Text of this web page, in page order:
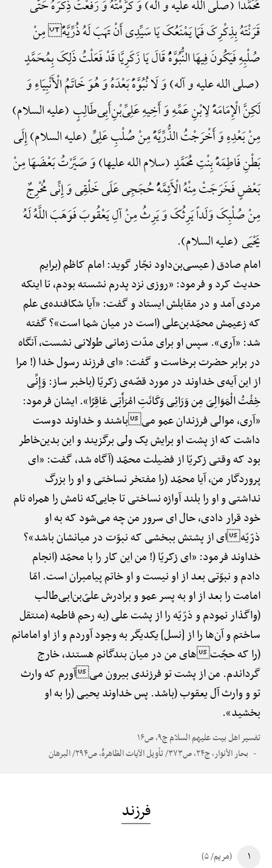
مُحَمَّداً (صلی الله علیه و آله) وَ کَرَّمْتَهُ وَ رَفَعْتَ ذِکْرَهُ حَتَّی
قَرَنْتَهُ بِذِکْرِکَ فَمَا یَمْنَعُکَ یَا سَیِّدِی أَنْ تَهَبَ لَهُ ذُرِّیَّهًًْ مِنْ
صُلْبِهِ فَیَکُونَ فِیهَا النُّبُوَّهًُْ قَالَ یَا زَکَرِیَّا قَدْ فَعَلْتُ ذَلِکَ بِمُحَمَّدٍ
(صلی الله علیه و آله) وَ لَا نُبُوَّهًَْ بَعْدَهُ وَ هُوَ خَاتَمُ الْأَنْبِیَاءِ وَ
لَکِنَّ الْإِمَامَهًَْ لِابْنِ عَمِّهِ وَ أَخِیهِ عَلِیِّ‌بْنِ‌أَبِی‌طَالِبٍ (علیه السلام)
مِنْ بَعْدِهِ وَ أَخْرَجْتُ الذُّرِّیَّهًَْ مِنْ صُلْبِ عَلِیٍّ (علیه السلام) إِلَی
بَطْنِ فَاطِمَهًَْ بِنْتِ مُحَمَّدٍ (سلام الله علیها) وَ صَیَّرْتُ بَعْضَهَا مِنْ
بَعْضٍ فَخَرَجَتْ مِنْهُ الْأَئِمَّهًُْ حُجَجِی عَلَی خَلْقِی وَ إِنِّی مُخْرِجٌ
مِنْ صُلْبِکَ وَلَداً یَرِثُکَ وَ یَرِثُ مِنْ آلِ یَعْقُوبَ فَوَهَبَ اللَّهُ لَهُ
یَحْیَی (علیه السلام).
امام صادق ( عیسی‌بن‌داود نجّار گوید: امام کاظم (برایم
حدیث کرد و فرمود: «روزی نزد پدرم نشسته بودم، تا اینکه
مردی آمد و در مقابلش ایستاد و گفت: «آیا شکافنده‌ی علم
که زعیمش محمّدبن‌علی (است در میان شما است»؟ گفته
شد: «آری». سپس او برای مدّت زمانی طولانی نشست، آنگاه
در برابر حضرت برخاست و گفت: «ای فرزند رسول خدا (! مرا
از این آیه‌ی خداوند در مورد قصّه‌ی زکریّا (باخبر ساز: وَإِنِّی
خِفْتُ الْمَوَالِیَ مِن وَرَائِی وَکَانَتِ امْرَأَتِی عَاقِرًا». ایشان فرمود:
«آری، موالی فرزندان عمو میباشند و خداوند دوست
داشت که از پشت او برایش یک ولی برگزیند و این بدین‌خاطر
بود که وقتی زکریّا از فضیلت محمّد (آگاه شد، گفت: «ای
پروردگار من، آیا محمّد (را مفتخر نساختی و او را بزرگ
نداشتی و او را بلند آوازه نساختی تا جایی‌که نامش را همراه نام
خود قرار دادی، حال ای سرور من چه می‌شود که به او
ذرّیّهای از پشتش ببخشی که نبوّت در میانشان باشد»؟
خداوند فرمود: «ای زکریّا (! من این کار را با محمّد (انجام
دادم و نبوّتی بعد از او نیست و او خاتم پیامبران است. امّا
امامت را بعد از او به پسر عمو و برادرش علیّ‌بن‌ابی‌طالب
(واگذار نمودم و ذرّیّه را از پشت علی (به رحم فاطمه (منتقل
ساختم و آن‌ها را از [نسل] یکدیگر به وجود آوردم و از او امامانم
(را که حجّتهای من در میان بندگانم هستند، خارج
گرداندم. من از پشت تو فرزندی بیرون میآورم که وارث
تو و وارث آل یعقوب (باشد. پس خداوند یحیی (را به او
بخشید».
تفسیر اهل بیت علیهم السلام ج۹، ص۱۶
بحار الأنوار، ج۲۴، ص۳۷۳/ تأویل الآیات الظاهرهًْ، ص۲۹۴/ البرهان
فرزند
۱ (مریم/ ۵)